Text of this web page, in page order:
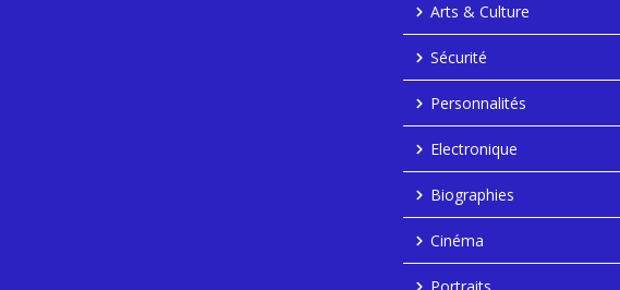
Arts & Culture
Sécurité
Personnalités
Electronique
Biographies
Cinéma